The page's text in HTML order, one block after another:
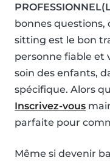
bonnes questions,
sitting est le bon
personne fiable et
soin des enfants,
spécifique. Alors
Inscrivez-vous
parfaite pour
Même si devenir